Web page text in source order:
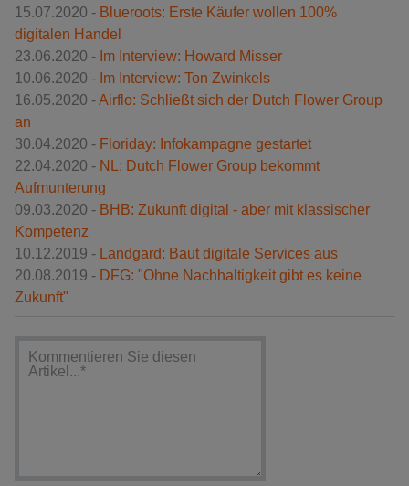
15.07.2020 - Blueroots: Erste Käufer wollen 100%
digitalen Handel
23.06.2020 - Im Interview: Howard Misser
10.06.2020 - Im Interview: Ton Zwinkels
16.05.2020 -Airflo: Schließt sich der Dutch Flower Group
an
30.04.2020 - Floriday: Infokampagne gestartet
22.04.2020 - NL: Dutch Flower Group bekommt
Aufmunterung
09.03.2020 - BHB: Zukunft digital - aber mit klassischer
Kompetenz
10.12.2019 - Landgard: Baut digitale Services aus
20.08.2019 - DFG: "Ohne Nachhaltigkeit gibt es keine
Zukunft"